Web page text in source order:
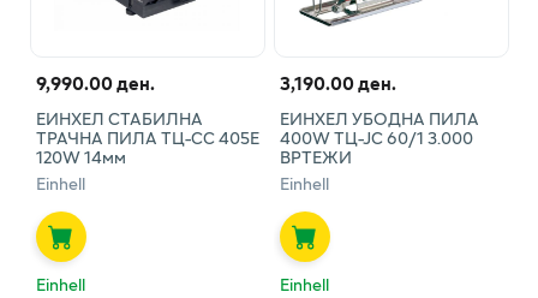
9,990.00 ден.
ЕИНХЕЛ СТАБИЛНА
ТРАЧНА ПИЛА ТЦ-СС 405Е
120W 14мм
Einhell
Einhell
3,190.00 ден.
ЕИНХЕЛ УБОДНА ПИЛА
400W ТЦ-ЈС 60/1 3.000
ВРТЕЖИ
Einhell
Einhell